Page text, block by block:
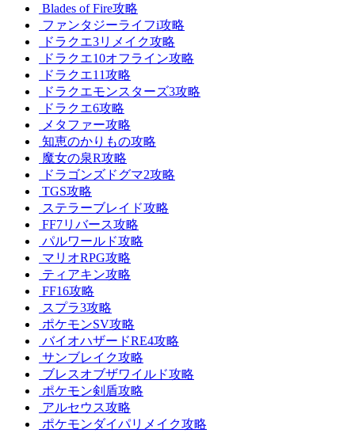
Blades of Fire攻略
ファンタジーライフi攻略
ドラクエ3リメイク攻略
ドラクエ10オフライン攻略
ドラクエ11攻略
ドラクエモンスターズ3攻略
ドラクエ6攻略
メタファー攻略
知恵のかりもの攻略
魔女の泉R攻略
ドラゴンズドグマ2攻略
TGS攻略
ステラーブレイド攻略
FF7リバース攻略
パルワールド攻略
マリオRPG攻略
ティアキン攻略
FF16攻略
スプラ3攻略
ポケモンSV攻略
バイオハザードRE4攻略
サンブレイク攻略
ブレスオブザワイルド攻略
ポケモン剣盾攻略
アルセウス攻略
ポケモンダイパリメイク攻略